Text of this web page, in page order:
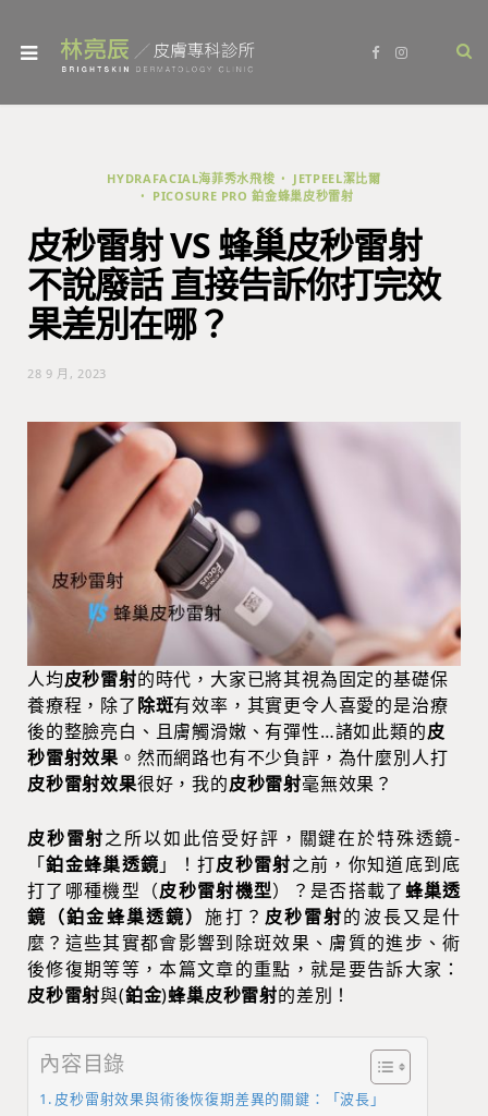
b
I
a
HYDRAFACIAL海菲秀水飛梭
JETPEEL潔比爾
PICOSURE PRO 鉑金蜂巢皮秒雷射
皮秒雷射 VS 蜂巢皮秒雷射
不說廢話 直接告訴你打完效
果差別在哪？
28 9 月, 2023
人均皮秒雷射的時代，大家已將其視為固定的基礎保
養療程，除了除斑有效率，其實更令人喜愛的是治療
後的整臉亮白、且膚觸滑嫩、有彈性…諸如此類的皮
秒雷射效果 。然而網路也有不少負評，為什麼別人打
皮秒雷射效果很好，我的皮秒雷射毫無效果？
皮秒雷射之所以如此倍受好評，關鍵在於特殊透鏡-
「鉑金蜂巢透鏡」！打皮秒雷射之前，你知道底到底
打了哪種機型（皮秒雷射機型）？是否搭載了蜂巢透
鏡（鉑金蜂巢透鏡）施打？ 皮秒雷射的波長又是什
麼？這些其實都會影響到除斑效果、膚質的進步、術
後修復期等等，本篇文章的重點，就是要告訴大家：
皮秒雷射與(鉑金)蜂巢皮秒雷射的差別！
內容目錄
皮秒雷射效果與術後恢復期差異的關鍵：「波長」